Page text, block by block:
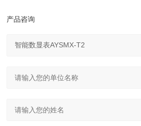
产品咨询